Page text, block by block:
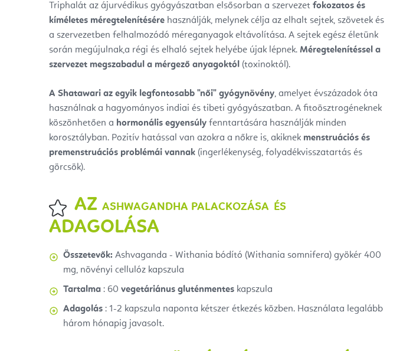
Triphalát az ájurvédikus gyógyászatban elsősorban a szervezet fokozatos és
kíméletes méregtelenítésére használják, melynek célja az elhalt sejtek, szövetek és
a szervezetben felhalmozódó méreganyagok eltávolítása. A sejtek egész életünk
során megújulnak,a régi és elhaló sejtek helyébe újak lépnek. Méregtelenítéssel a
szervezet megszabadul a mérgező anyagoktól (toxinoktól).
A Shatawari az egyik legfontosabb "női" gyógynövény, amelyet évszázadok óta
használnak a hagyományos indiai és tibeti gyógyászatban. A fitoösztrogéneknek
köszönhetően a hormonális egyensúly fenntartására használják minden
korosztályban. Pozitív hatással van azokra a nőkre is, akiknek menstruációs és
premenstruációs problémái vannak (ingerlékenység, folyadékvisszatartás és
görcsök).
AZ ASHWAGANDHA PALACKOZÁSA ÉS
ADAGOLÁSA
Összetevők: Ashvaganda - Withania bódító (Withania somnifera) gyökér 400
mg, növényi cellulóz kapszula
Tartalma : 60 vegetáriánus gluténmentes kapszula
Adagolás : 1-2 kapszula naponta kétszer étkezés közben. Használata legalább
három hónapig javasolt.